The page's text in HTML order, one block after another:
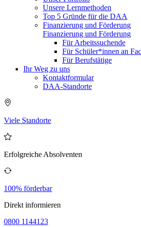
Unsere Lernmethoden
Top 5 Gründe für die DAA
Finanzierung und Förderung
Finanzierung und Förderung
Für Arbeitssuchende
Für Schüler*innen an
Für Berufstätige
Ihr Weg zu uns
Kontaktformular
DAA-Standorte
Viele Standorte
Erfolgreiche Absolventen
100% förderbar
Direkt informieren
0800 1144123